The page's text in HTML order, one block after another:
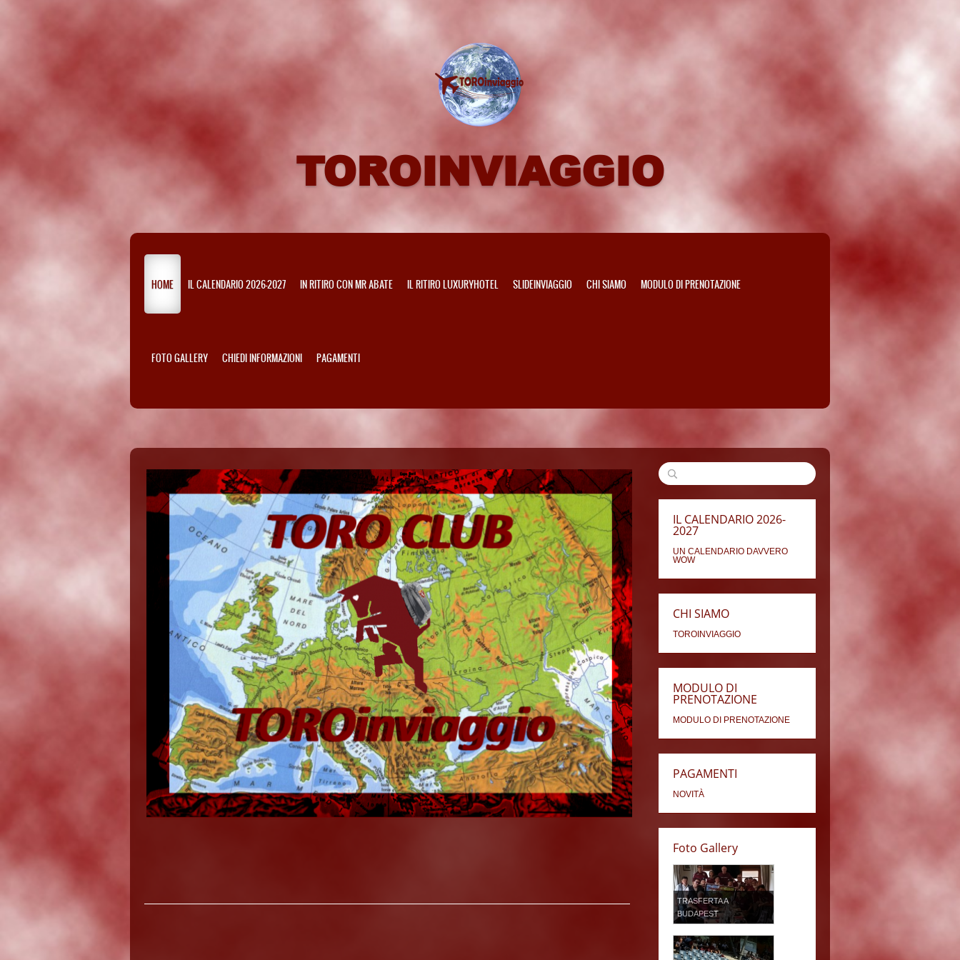
TOROINVIAGGIO
HOME IL CALENDARIO 2026-2027 IN RITIRO CON MR ABATE IL RITIRO LUXURYHOTEL SLIDEINVIAGGIO CHI SIAMO MODULO DI PRENOTAZIONE
FOTO GALLERY CHIEDI INFORMAZIONI PAGAMENTI
IL CALENDARIO 2026-
2027
UN CALENDARIO DAVVERO
WOW
CHI SIAMO
TOROINVIAGGIO
MODULO DI
PRENOTAZIONE
MODULO DI PRENOTAZIONE
PAGAMENTI
NOVITÀ
Foto Gallery
TRASFERTA A
BUDAPEST